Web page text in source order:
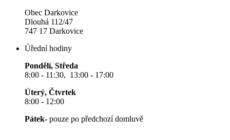
Obec Darkovice
Dlouhá 112/47
747 17 Darkovice
Úřední hodiny
Pondělí, Středa
8:00 - 11:30, 13:00 - 17:00
Úterý, Čtvrtek
8:00 - 12:00
Pátek- pouze po předchozí domluvě